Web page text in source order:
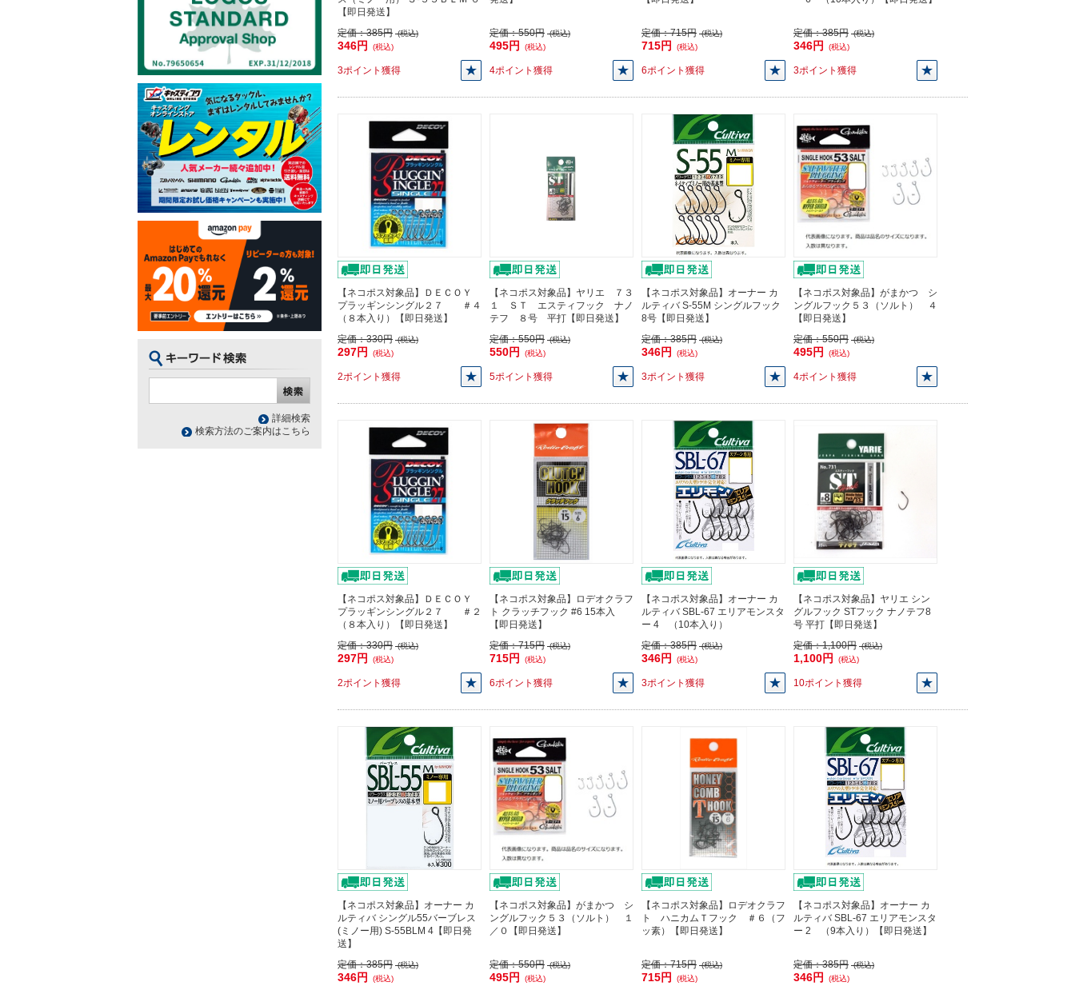
【即日発送】
定価：385円 (税込)
346円 (税込)
3ポイント獲得
定価：550円 (税込)
495円 (税込)
4ポイント獲得
定価：715円 (税込)
715円 (税込)
6ポイント獲得
定価：385円 (税込)
346円 (税込)
3ポイント獲得
【ネコポス対象品】ＤＥＣＯＹ
プラッギンシングル２７ ＃４
（８本入り）【即日発送】
定価：330円 (税込)
297円 (税込)
2ポイント獲得
【ネコポス対象品】ヤリエ ７３
１ ＳＴ エスティフック ナノ
テフ ８号 平打【即日発送】
定価：550円 (税込)
550円 (税込)
5ポイント獲得
【ネコポス対象品】オーナー カ
ルティバ S-55M シングルフック
8号【即日発送】
定価：385円 (税込)
346円 (税込)
3ポイント獲得
【ネコポス対象品】がまかつ シ
ングルフック５３（ソルト） ４
【即日発送】
定価：550円 (税込)
495円 (税込)
4ポイント獲得
【ネコポス対象品】ＤＥＣＯＹ
プラッギンシングル２７ ＃２
（８本入り）【即日発送】
定価：330円 (税込)
297円 (税込)
2ポイント獲得
【ネコポス対象品】ロデオクラフ
ト クラッチフック #6 15本入
【即日発送】
定価：715円 (税込)
715円 (税込)
6ポイント獲得
【ネコポス対象品】オーナー カ
ルティバ SBL-67 エリアモンスタ
ー 4 （10本入り）
定価：385円 (税込)
346円 (税込)
3ポイント獲得
【ネコポス対象品】ヤリエ シン
グルフック STフック ナノテフ8
号 平打【即日発送】
定価：1,100円 (税込)
1,100円 (税込)
10ポイント獲得
【ネコポス対象品】オーナー カ
ルティバ シングル55バーブレス
(ミノー用) S-55BLM 4【即日発
送】
定価：385円 (税込)
346円 (税込)
【ネコポス対象品】がまかつ シ
ングルフック５３（ソルト） １
／０【即日発送】
定価：550円 (税込)
495円 (税込)
【ネコポス対象品】ロデオクラフ
ト ハニカムＴフック ＃６（フ
ッ素）【即日発送】
定価：715円 (税込)
715円 (税込)
【ネコポス対象品】オーナー カ
ルティバ SBL-67 エリアモンスタ
ー 2 （9本入り）【即日発送】
定価：385円 (税込)
346円 (税込)
詳細検索
検索方法のご案内はこちら